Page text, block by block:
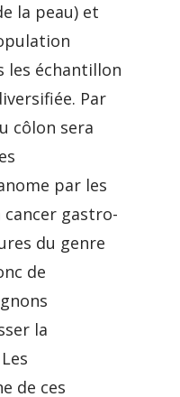
la peau) et
les échantillon
Par
côlon sera
par les
gastro-
du genre
de
la
de ces